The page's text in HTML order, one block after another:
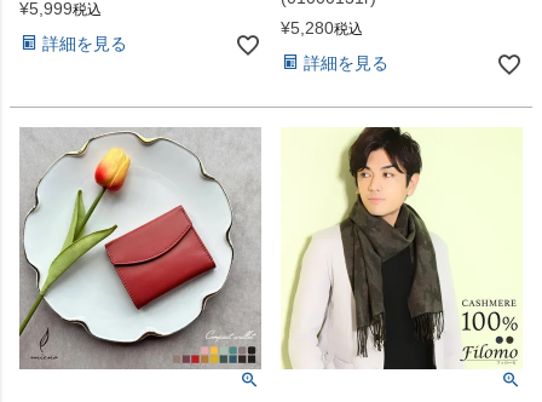
¥5,999税込
詳細を見る
¥5,280税込
詳細を見る